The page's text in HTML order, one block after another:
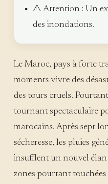
⚠️ Attention : Un
des inondations.
Le Maroc, pays à forte
moments vivre des
des tours cruels.
tournant spectaculaire
marocains. Après sept
sécheresse, les pluies
insufflent un nouvel élan
zones pourtant